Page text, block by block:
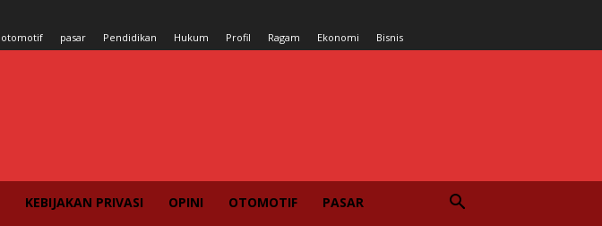
otomotif pasar Pendidikan Hukum Profil Ragam Ekonomi Bisnis
KEBIJAKAN PRIVASI OPINI OTOMOTIF PASAR